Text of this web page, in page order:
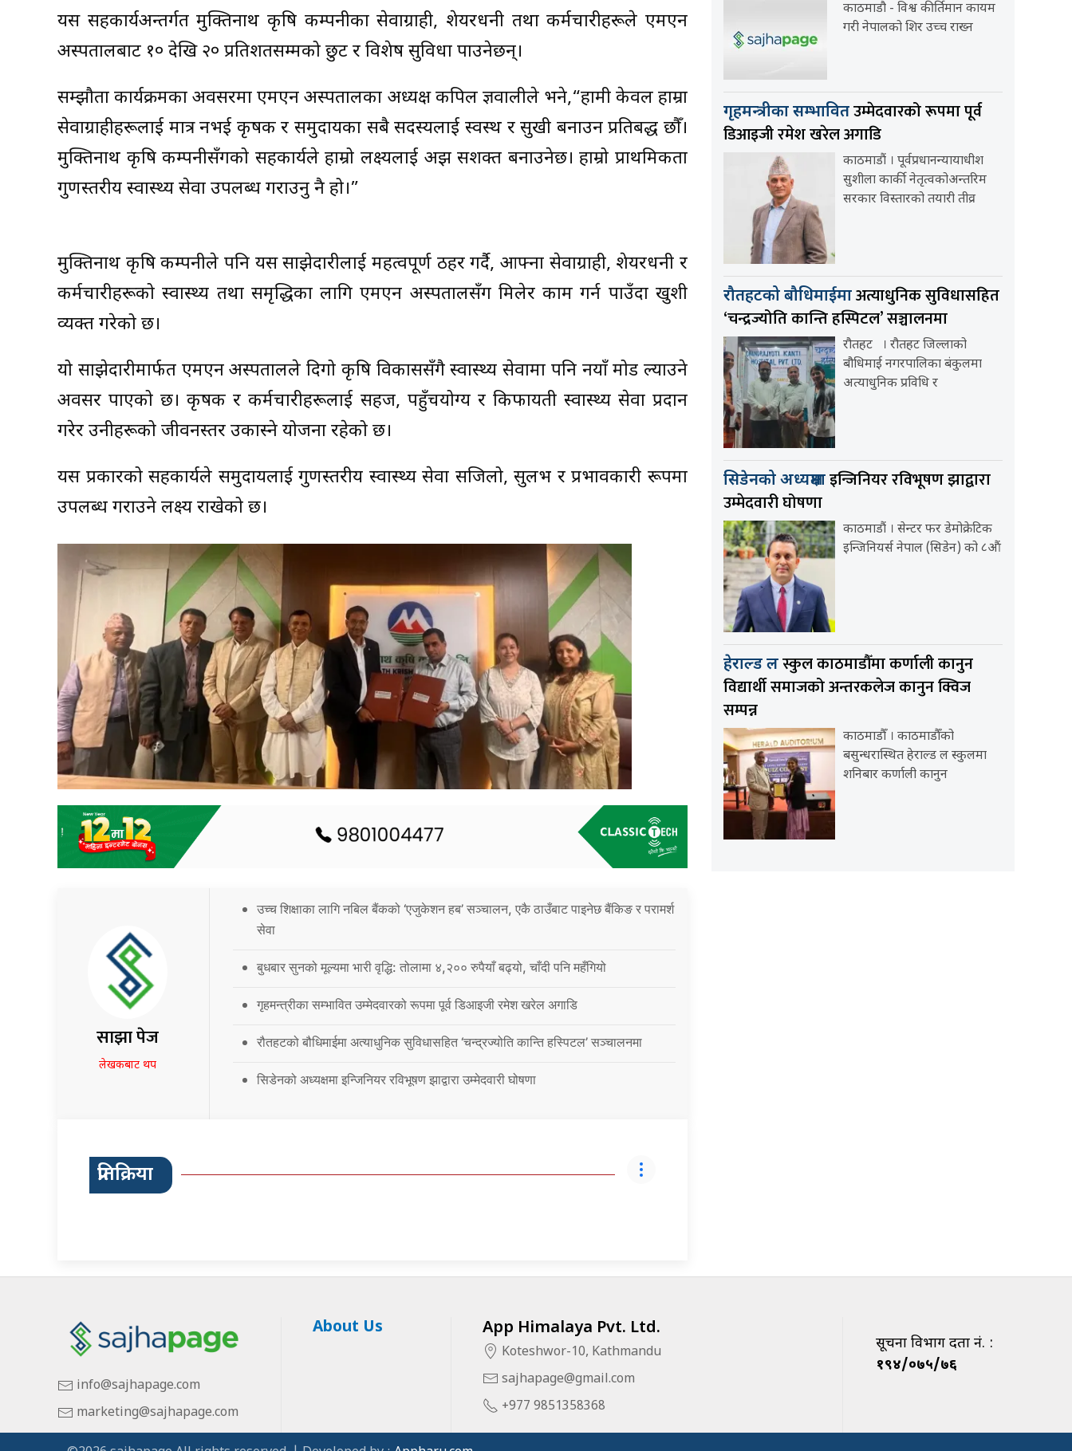
यस सहकार्यअन्तर्गत मुक्तिनाथ कृषि कम्पनीका सेवाग्राही, शेयरधनी तथा कर्मचारीहरूले एमएन
अस्पतालबाट १० देखि २० प्रतिशतसम्मको छुट र विशेष सुविधा पाउनेछन्।
सम्झौता कार्यक्रमका अवसरमा एमएन अस्पतालका अध्यक्ष कपिल ज्ञवालीले भने,“हामी केवल हाम्रा
सेवाग्राहीहरूलाई मात्र नभई कृषक र समुदायका सबै सदस्यलाई स्वस्थ र सुखी बनाउन प्रतिबद्ध छौँ।
मुक्तिनाथ कृषि कम्पनीसँगको सहकार्यले हाम्रो लक्ष्यलाई अझ सशक्त बनाउनेछ। हाम्रो प्राथमिकता
गुणस्तरीय स्वास्थ्य सेवा उपलब्ध गराउनु नै हो।”
मुक्तिनाथ कृषि कम्पनीले पनि यस साझेदारीलाई महत्वपूर्ण ठहर गर्दै, आफ्ना सेवाग्राही, शेयरधनी र
कर्मचारीहरूको स्वास्थ्य तथा समृद्धिका लागि एमएन अस्पतालसँग मिलेर काम गर्न पाउँदा खुशी
व्यक्त गरेको छ।
यो साझेदारीमार्फत एमएन अस्पतालले दिगो कृषि विकाससँगै स्वास्थ्य सेवामा पनि नयाँ मोड ल्याउने
अवसर पाएको छ। कृषक र कर्मचारीहरूलाई सहज, पहुँचयोग्य र किफायती स्वास्थ्य सेवा प्रदान
गरेर उनीहरूको जीवनस्तर उकास्ने योजना रहेको छ।
यस प्रकारको सहकार्यले समुदायलाई गुणस्तरीय स्वास्थ्य सेवा सजिलो, सुलभ र प्रभावकारी रूपमा
उपलब्ध गराउने लक्ष्य राखेको छ।
साझा पेज
लेखकबाट थप
उच्च शिक्षाका लागि नबिल बैंकको ‘एजुकेशन हब’ सञ्चालन, एकै ठाउँबाट पाइनेछ बैंकिङ र परामर्श
सेवा
बुधबार सुनको मूल्यमा भारी वृद्धि: तोलामा ४,२०० रुपैयाँ बढ्यो, चाँदी पनि महँगियो
गृहमन्त्रीका सम्भावित उम्मेदवारको रूपमा पूर्व डिआइजी रमेश खरेल अगाडि
रौतहटको बौधिमाईमा अत्याधुनिक सुविधासहित ‘चन्द्रज्योति कान्ति हस्पिटल’ सञ्चालनमा
सिडेनको अध्यक्षमा इन्जिनियर रविभूषण झाद्वारा उम्मेदवारी घोषणा
प्रतिक्रिया
काठमाडौ - विश्व कीर्तिमान कायम
गरी नेपालको शिर उच्च राख्न
गृहमन्त्रीका सम्भावितउम्मेदवारको रूपमा पूर्व
डिआइजी रमेश खरेल अगाडि
काठमाडौं । पूर्वप्रधानन्यायाधीश
सुशीला कार्की नेतृत्वकोअन्तरिम
सरकार विस्तारको तयारी तीव्र
रौतहटको बौधिमाईमाअत्याधुनिक सुविधासहित
‘चन्द्रज्योति कान्ति हस्पिटल’ सञ्चालनमा
रौतहट । रौतहट जिल्लाको
बौधिमाई नगरपालिका बंकुलमा
अत्याधुनिक प्रविधि र
सिडेनको अध्यक्षमाइन्जिनियर रविभूषण झाद्वारा
उम्मेदवारी घोषणा
काठमाडौं । सेन्टर फर डेमोक्रेटिक
इन्जिनियर्स नेपाल (सिडेन) को ८औं
हेराल्ड लस्कुल काठमाडौँमा कर्णाली कानुन
विद्यार्थी समाजको अन्तरकलेज कानुन क्विज
सम्पन्न
काठमाडौँ । काठमाडौँको
बसुन्धरास्थित हेराल्ड ल स्कुलमा
शनिबार कर्णाली कानुन
info@sajhapage.com
marketing@sajhapage.com
About Us App Himalaya Pvt. Ltd.
Koteshwor-10, Kathmandu
sajhapage@gmail.com
+977 9851358368
सूचना विभाग दर्ता नं. :
१९४/०७५/७६